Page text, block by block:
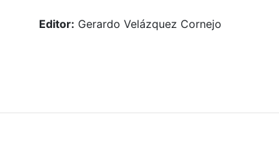
Editor: Gerardo Velázquez Cornejo